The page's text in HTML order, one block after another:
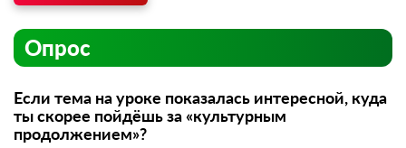
Опрос
Если тема на уроке показалась интересной, куда
ты скорее пойдёшь за «культурным
продолжением»?